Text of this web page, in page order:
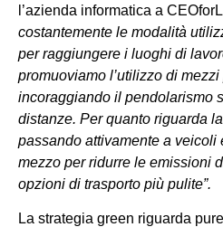
l’azienda informatica a
costantemente le modalità
per raggiungere i luoghi di
promuoviamo l’utilizzo di
incoraggiando il pendolarismo
distanze. Per quanto riguarda
passando attivamente a veicoli
mezzo per ridurre le emissioni
opzioni di trasporto più pulite”.
La strategia green riguarda